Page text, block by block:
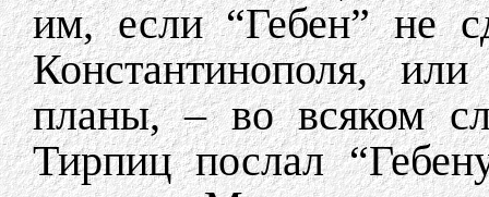
им, если “Гебен” не
Константинополя,
планы, – во всяком
Тирпиц послал